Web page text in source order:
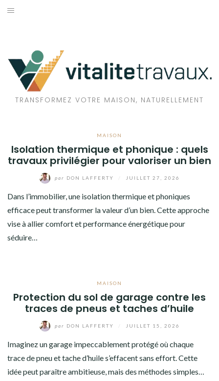
Aller
TRANSFORMEZ VOTRE MAISON, NATURELLEMENT
MAISON
Isolation thermique et phonique : quels
travaux privilégier pour valoriser un bien
par DON LAFFERTY JUILLET 27, 2026
Dans l’immobilier, une isolation thermique et phoniques
efficace peut transformer la valeur d’un bien. Cette approche
vise à allier comfort et performance énergétique pour
séduire…
MAISON
Protection du sol de garage contre les
traces de pneus et taches d’huile
par DON LAFFERTY JUILLET 15, 2026
Imaginez un garage impeccablement protégé où chaque
trace de pneu et tache d’huile s’effacent sans effort. Cette
idée peut paraître ambitieuse, mais des méthodes simples…
ÉCOLOGIE
BIEN-ÊTRE